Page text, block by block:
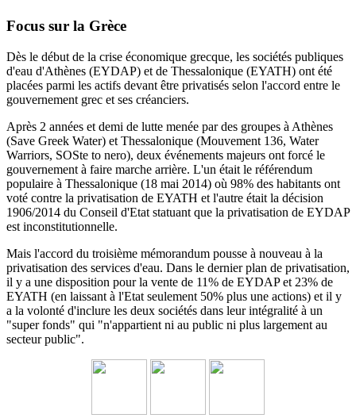
Focus sur la Grèce
Dès le début de la crise économique grecque, les sociétés publiques
d'eau d'Athènes (EYDAP) et de Thessalonique (EYATH) ont été
placées parmi les actifs devant être privatisés selon l'accord entre le
gouvernement grec et ses créanciers.
Après 2 années et demi de lutte menée par des groupes à Athènes
(Save Greek Water) et Thessalonique (Mouvement 136, Water
Warriors, SOSte to nero), deux événements majeurs ont forcé le
gouvernement à faire marche arrière. L'un était le référendum
populaire à Thessalonique (18 mai 2014) où 98% des habitants ont
voté contre la privatisation de EYATH et l'autre était la décision
1906/2014 du Conseil d'Etat statuant que la privatisation de EYDAP
est inconstitutionnelle.
Mais l'accord du troisième mémorandum pousse à nouveau à la
privatisation des services d'eau. Dans le dernier plan de privatisation,
il y a une disposition pour la vente de 11% de EYDAP et 23% de
EYATH (en laissant à l'Etat seulement 50% plus une actions) et il y
a la volonté d'inclure les deux sociétés dans leur intégralité à un
"super fonds" qui "n'appartient ni au public ni plus largement au
secteur public".